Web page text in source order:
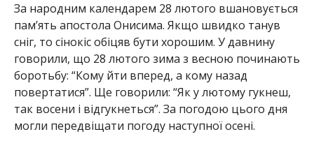
За народним календарем 28 лютого вшановується
пам’ять апостола Онисима. Якщо швидко танув
сніг, то сінокіс обіцяв бути хорошим. У давнину
говорили, що 28 лютого зима з весною починають
боротьбу: “Кому йти вперед, а кому назад
повертатися”. Ще говорили: “Як у лютому гукнеш,
так восени і відгукнеться”. За погодою цього дня
могли передвіщати погоду наступної осені.